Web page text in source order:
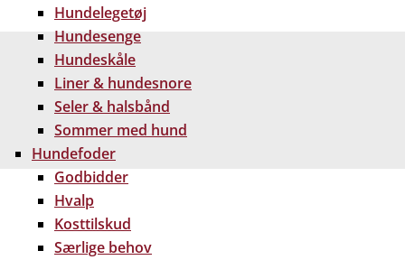
Hundelegetøj
Hundesenge
Hundeskåle
Liner & hundesnore
Seler & halsbånd
Sommer med hund
Hundefoder
Godbidder
Hvalp
Kosttilskud
Særlige behov